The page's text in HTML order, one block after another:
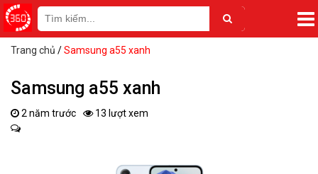
Trang chủ /Samsung a55 xanh
Samsung a55 xanh
2 năm trước 13 lượt xem